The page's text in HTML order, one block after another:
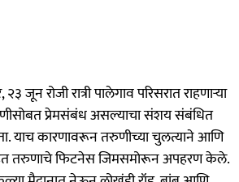
जून रोजी रात्री पालेगाव परिसरात राहणाऱ्या
प्रेमसंबंध असल्याचा संशय संबंधित
याच कारणावरून तरुणीच्या चुलत्याने आणि
तरुणाचे फिटनेस जिमसमोरून अपहरण केले.